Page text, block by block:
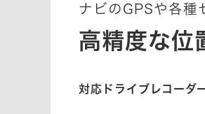
ナビのGPSや各種
高精度な位
対応ドライブレコーダ